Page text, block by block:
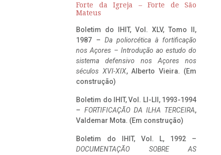
Forte da Igreja – Forte de São
Mateus
Boletim do IHIT, Vol. XLV, Tomo II,
1987 – Da poliorcética à fortificação
nos Açores – Introdução ao estudo do
sistema defensivo nos Açores nos
séculos XVI-XIX, Alberto Vieira. (Em
construção)
Boletim do IHIT, Vol. LI-LII, 1993-1994
– FORTIFICAÇÃO DA ILHA TERCEIRA,
Valdemar Mota. (Em construção)
Boletim do IHIT, Vol. L, 1992 –
DOCUMENTAÇÃO SOBRE AS